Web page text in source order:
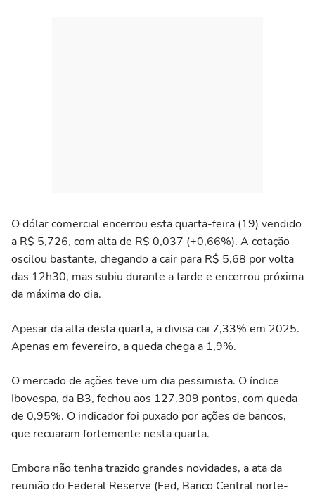
O dólar comercial encerrou esta quarta-feira (19) vendido
a R$ 5,726, com alta de R$ 0,037 (+0,66%). A cotação
oscilou bastante, chegando a cair para R$ 5,68 por volta
das 12h30, mas subiu durante a tarde e encerrou próxima
da máxima do dia.
Apesar da alta desta quarta, a divisa cai 7,33% em 2025.
Apenas em fevereiro, a queda chega a 1,9%.
O mercado de ações teve um dia pessimista. O índice
Ibovespa, da B3, fechou aos 127.309 pontos, com queda
de 0,95%. O indicador foi puxado por ações de bancos,
que recuaram fortemente nesta quarta.
Embora não tenha trazido grandes novidades, a ata da
reunião do Federal Reserve (Fed, Banco Central norte-